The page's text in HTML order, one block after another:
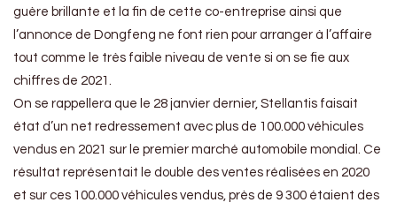
guère brillante et la fin de cette co-entreprise ainsi que
l’annonce de Dongfeng ne font rien pour arranger à l’affaire
tout comme le très faible niveau de vente si on se fie aux
chiffres de 2021.
On se rappellera que le 28 janvier dernier, Stellantis faisait
état d’un net redressement avec plus de 100.000 véhicules
vendus en 2021 sur le premier marché automobile mondial. Ce
résultat représentait le double des ventes réalisées en 2020
et sur ces 100.000 véhicules vendus, près de 9 300 étaient des